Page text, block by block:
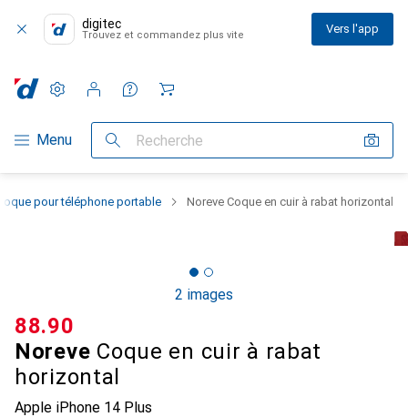
digitec
Trouvez et commandez plus vite Vers l'app
Navigation par catégorie
Menu Recherche
Paramètres
Compte client
Listes de comparaison
Listes d'envies
Panier
pour téléphone portable Noreve Coque en cuir à rabat horizontal
2 images
Noreve Coque en cuir à rabat
horizontal
Apple iPhone 14 Plus
CHF
88.90